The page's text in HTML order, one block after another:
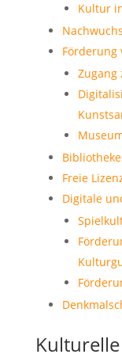
Kultur
Förderung
Freie
Digitale